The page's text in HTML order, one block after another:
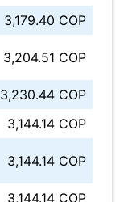
3,179.40 COP
3,204.51 COP
3,230.44 COP
3,144.14 COP
3,144.14 COP
3,144.14 COP